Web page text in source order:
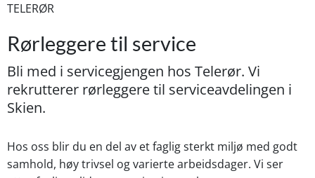
TELERØR
Rørleggere til service
Bli med i servicegjengen hos Telerør. Vi
rekrutterer rørleggere til serviceavdelingen i
Skien.
Hos oss blir du en del av et faglig sterkt miljø med godt
samhold, høy trivsel og varierte arbeidsdager. Vi ser